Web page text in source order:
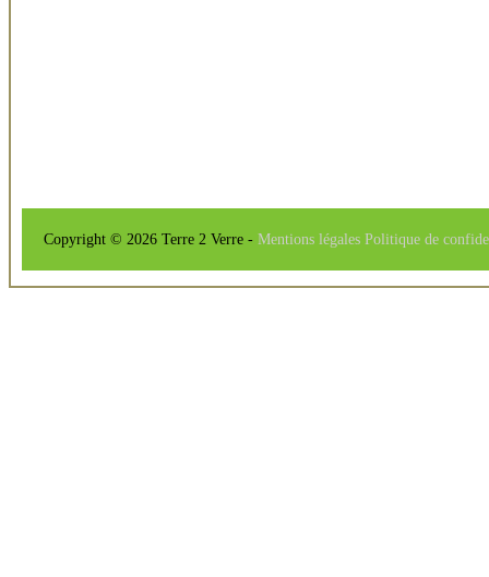
Copyright © 2026 Terre 2 Verre - Mentions légales Politique de